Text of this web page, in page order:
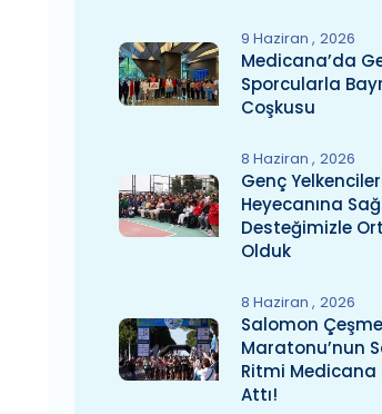
9 Haziran 2026
Medicana’da
Sporcularla
Coşkusu
8 Haziran 2026
Genç
Heyecanına
Desteğimizle
Olduk
8 Haziran 2026
Salomon Çeşme
Maratonu’nun
Ritmi Medicana
Attı!